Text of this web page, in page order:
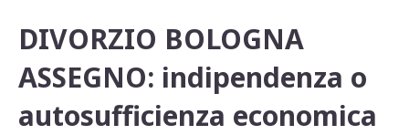
DIVORZIO BOLOGNA
ASSEGNO: indipendenza o
autosufficienza economica